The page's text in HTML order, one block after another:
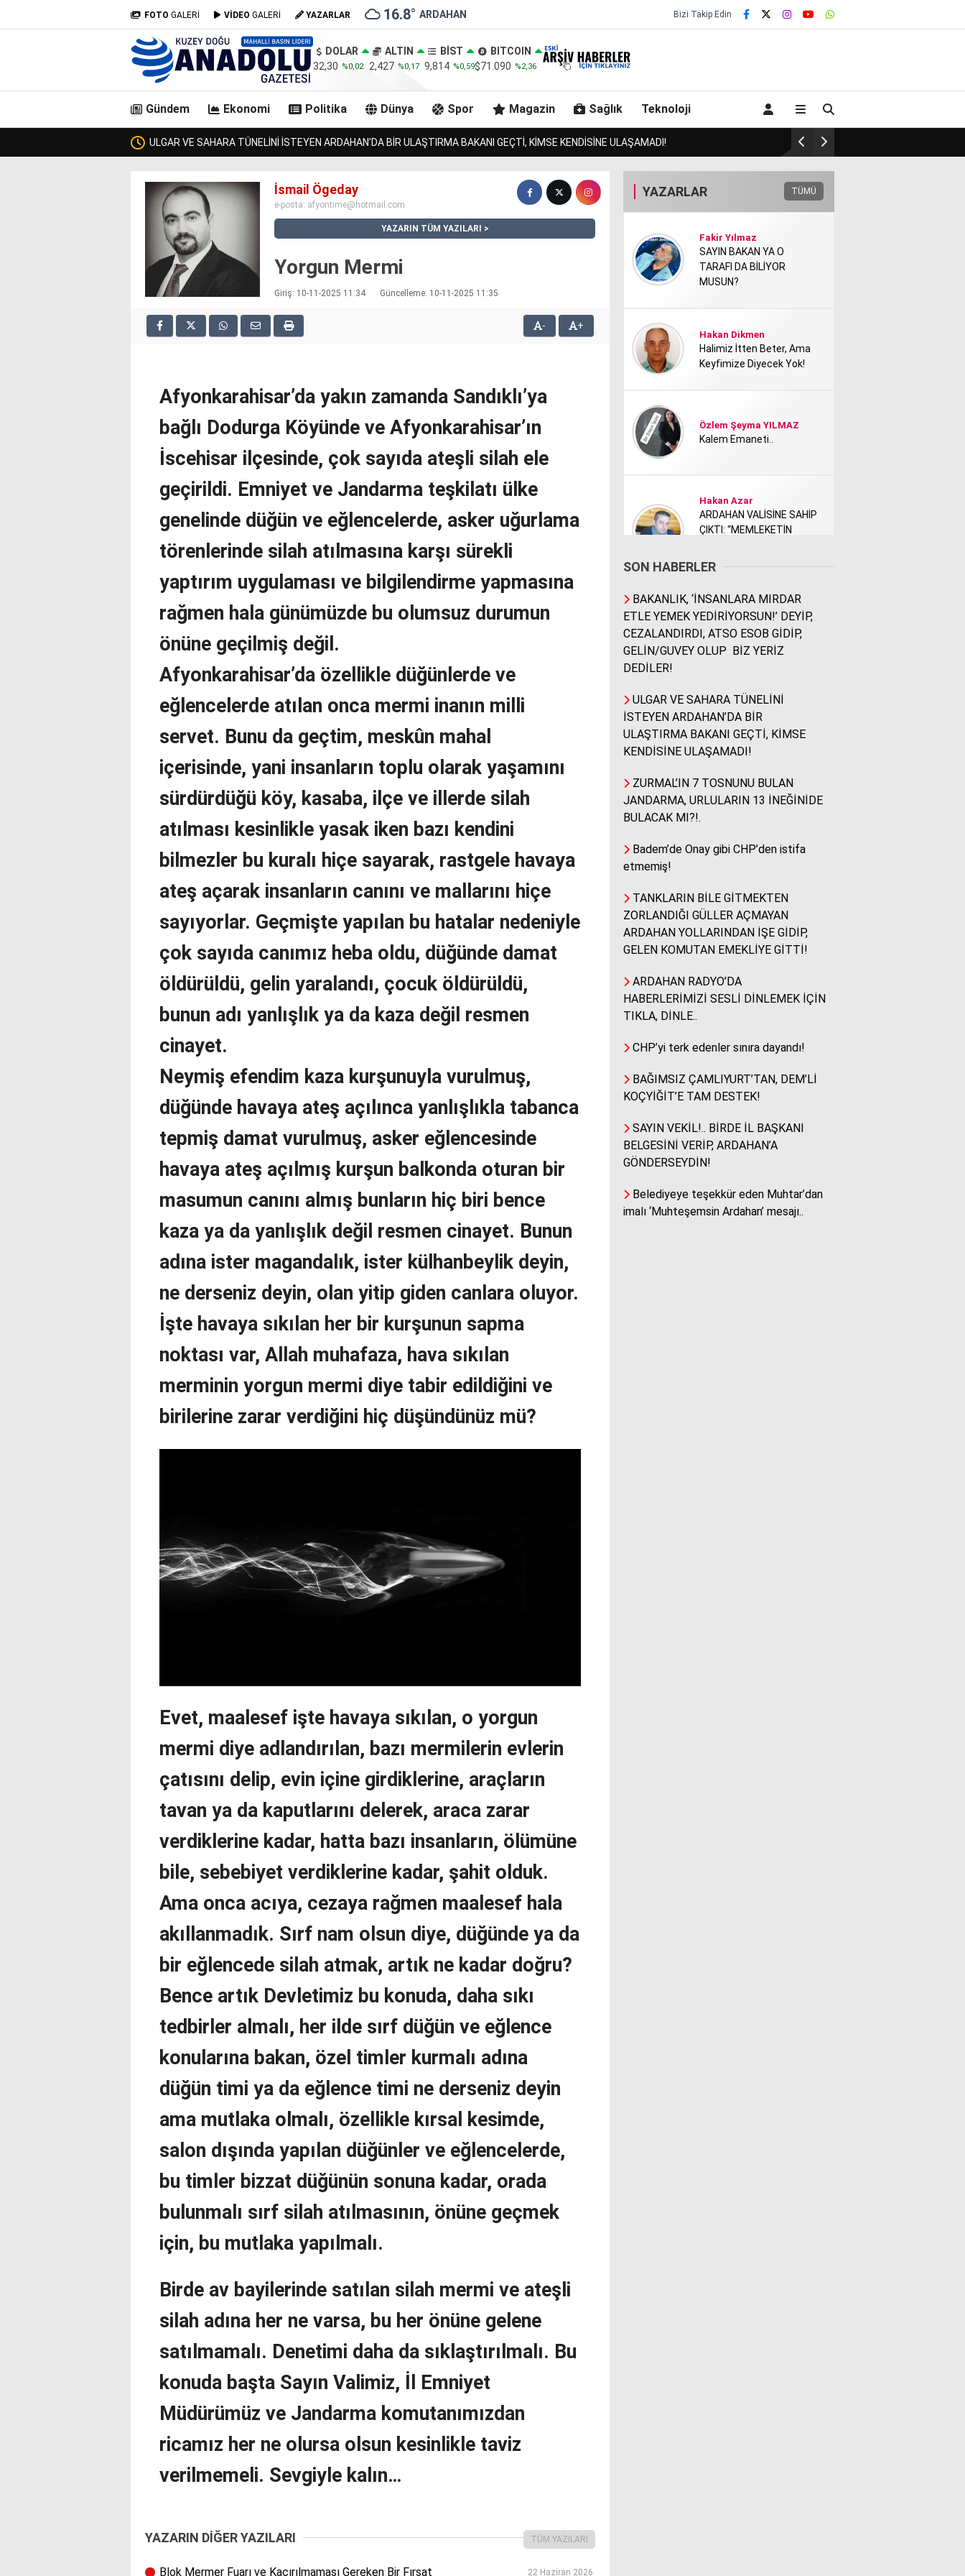
FOTO GALERİ VİDEO GALERİ YAZARLAR 16.8° ARDAHAN Bizi Takip Edin
DOLAR
32,30 %0,02
ALTIN
2,427 %0,17
BİST
9,814 %0,59
BITCOIN
$71.090 %2,36
Gündem Ekonomi Politika Dünya Spor Magazin Sağlık Teknoloji
BİR ULAŞTIRMA BAKANI GEÇTİ, KİMSE KENDİSİNE ULAŞAMADI! ZURMAL’IN 7 TOSNUNU BULAN JANDARMA, URLULARIN 13 İNEĞİNİDE BULACAK MI?!.
İsmail Ögeday
e-posta: afyontime@hotmail.com
YAZARIN TÜM YAZILARI
Yorgun Mermi
Giriş: 10-11-2025 11:34 Güncelleme: 10-11-2025 11:35
- +
Afyonkarahisar’da yakın zamanda Sandıklı’ya
bağlı Dodurga Köyünde ve Afyonkarahisar’ın
İscehisar ilçesinde, çok sayıda ateşli silah ele
geçirildi. Emniyet ve Jandarma teşkilatı ülke
genelinde düğün ve eğlencelerde, asker uğurlama
törenlerinde silah atılmasına karşı sürekli
yaptırım uygulaması ve bilgilendirme yapmasına
rağmen hala günümüzde bu olumsuz durumun
önüne geçilmiş değil.
Afyonkarahisar’da özellikle düğünlerde ve
eğlencelerde atılan onca mermi inanın milli
servet. Bunu da geçtim, meskûn mahal
içerisinde, yani insanların toplu olarak yaşamını
sürdürdüğü köy, kasaba, ilçe ve illerde silah
atılması kesinlikle yasak iken bazı kendini
bilmezler bu kuralı hiçe sayarak, rastgele havaya
ateş açarak insanların canını ve mallarını hiçe
sayıyorlar. Geçmişte yapılan bu hatalar nedeniyle
çok sayıda canımız heba oldu, düğünde damat
öldürüldü, gelin yaralandı, çocuk öldürüldü,
bunun adı yanlışlık ya da kaza değil resmen
cinayet.
Neymiş efendim kaza kurşunuyla vurulmuş,
düğünde havaya ateş açılınca yanlışlıkla tabanca
tepmiş damat vurulmuş, asker eğlencesinde
havaya ateş açılmış kurşun balkonda oturan bir
masumun canını almış bunların hiç biri bence
kaza ya da yanlışlık değil resmen cinayet. Bunun
adına ister magandalık, ister külhanbeylik deyin,
ne derseniz deyin, olan yitip giden canlara oluyor.
İşte havaya sıkılan her bir kurşunun sapma
noktası var, Allah muhafaza, hava sıkılan
merminin yorgun mermi diye tabir edildiğini ve
birilerine zarar verdiğini hiç düşündünüz mü?
Evet, maalesef işte havaya sıkılan, o yorgun
mermi diye adlandırılan, bazı mermilerin evlerin
çatısını delip, evin içine girdiklerine, araçların
tavan ya da kaputlarını delerek, araca zarar
verdiklerine kadar, hatta bazı insanların, ölümüne
bile, sebebiyet verdiklerine kadar, şahit olduk.
Ama onca acıya, cezaya rağmen maalesef hala
akıllanmadık. Sırf nam olsun diye, düğünde ya da
bir eğlencede silah atmak, artık ne kadar doğru?
Bence artık Devletimiz bu konuda, daha sıkı
tedbirler almalı, her ilde sırf düğün ve eğlence
konularına bakan, özel timler kurmalı adına
düğün timi ya da eğlence timi ne derseniz deyin
ama mutlaka olmalı, özellikle kırsal kesimde,
salon dışında yapılan düğünler ve eğlencelerde,
bu timler bizzat düğünün sonuna kadar, orada
bulunmalı sırf silah atılmasının, önüne geçmek
için, bu mutlaka yapılmalı.
Birde av bayilerinde satılan silah mermi ve ateşli
silah adına her ne varsa, bu her önüne gelene
satılmamalı. Denetimi daha da sıklaştırılmalı. Bu
konuda başta Sayın Valimiz, İl Emniyet
Müdürümüz ve Jandarma komutanımızdan
ricamız her ne olursa olsun kesinlikle taviz
verilmemeli. Sevgiyle kalın…
YAZARIN DİĞER YAZILARI TÜM YAZILARI
Blok Mermer Fuarı ve Kaçırılmaması Gereken Bir Fırsat 22 Haziran 2026
YAZARLAR TÜMÜ
Fakir Yılmaz
SAYIN BAKAN YA O
TARAFI DA BİLİYOR
MUSUN?
Hakan Dikmen
Halimiz İtten Beter, Ama
Keyfimize Diyecek Yok!
Özlem Şeyma YILMAZ
Kalem Emaneti..
Hakan Azar
ARDAHAN VALİSİNE SAHİP
ÇIKTI: “MEMLEKETİN
RAHATSIZ ETTİ?”
Rodi Baz
Blok Mermer Fuarı ve
Kaçırılmaması Gereken
Bir Fırsat
Sevgi Yetmez, Alan
Açmak Gerekir..
Yazıcıoğlu Ümit
Sinan KARAÇAY
CHP NE YAPMALI?
Murat Akkuş
HUKUKÇU GÖZÜYLE
Aç ile Taç Arasında:
BUMERANGI
BAŞKA AÇIKLAMASI
OLAMAZ; SİZİ DE
SON HABERLER
BAKANLIK, ‘İNSANLARA MIRDAR
ETLE YEMEK YEDİRİYORSUN!’ DEYİP,
CEZALANDIRDI, ATSO ESOB GİDİP,
GELİN/GUVEY OLUP BİZ YERİZ
DEDİLER!
ULGAR VE SAHARA TÜNELİNİ
İSTEYEN ARDAHAN’DA BİR
ULAŞTIRMA BAKANI GEÇTİ, KİMSE
KENDİSİNE ULAŞAMADI!
ZURMAL’IN 7 TOSNUNU BULAN
JANDARMA, URLULARIN 13 İNEĞİNİDE
BULACAK MI?!.
Badem’de Onay gibi CHP’den istifa
etmemiş!
TANKLARIN BİLE GİTMEKTEN
ZORLANDIĞI GÜLLER AÇMAYAN
ARDAHAN YOLLARINDAN İŞE GİDİP,
GELEN KOMUTAN EMEKLİYE GİTTİ!
ARDAHAN RADYO’DA
HABERLERİMİZİ SESLİ DİNLEMEK İÇİN
TIKLA, DİNLE..
CHP’yi terk edenler sınıra dayandı!
BAĞIMSIZ ÇAMLIYURT’TAN, DEM’Lİ
KOÇYİĞİT’E TAM DESTEK!
SAYIN VEKİL!.. BİRDE İL BAŞKANI
BELGESİNİ VERİP, ARDAHAN’A
GÖNDERSEYDİN!
Belediyeye teşekkür eden Muhtar’dan
imalı ‘Muhteşemsin Ardahan’ mesajı..